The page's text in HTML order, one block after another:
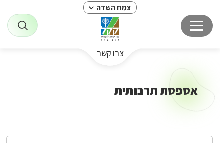
צמח השדה
צרו קשר
אספסת תרבותית